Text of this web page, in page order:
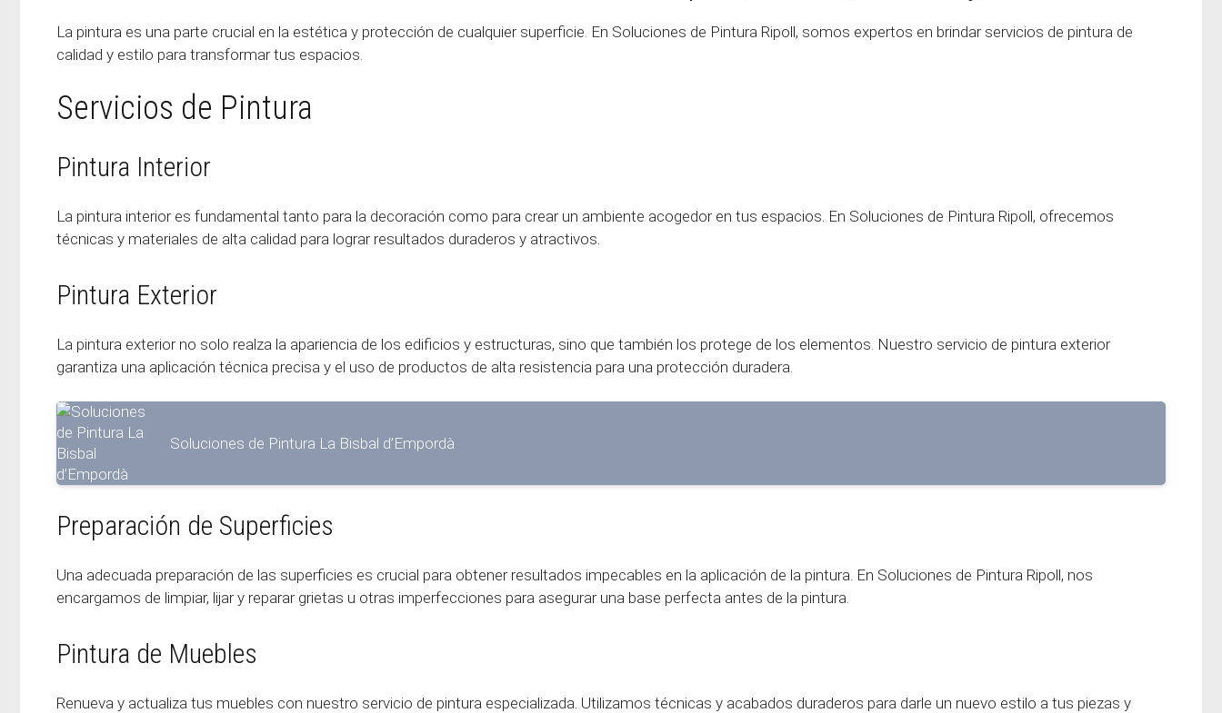
La pintura es una parte crucial en la estética y protección de cualquier superficie. En Soluciones de Pintura Ripoll, somos expertos en brindar servicios de pintura de
calidad y estilo para transformar tus espacios.
Servicios de Pintura
Pintura Interior
La pintura interior es fundamental tanto para la decoración como para crear un ambiente acogedor en tus espacios. En Soluciones de Pintura Ripoll, ofrecemos
técnicas y materiales de alta calidad para lograr resultados duraderos y atractivos.
Pintura Exterior
La pintura exterior no solo realza la apariencia de los edificios y estructuras, sino que también los protege de los elementos. Nuestro servicio de pintura exterior
garantiza una aplicación técnica precisa y el uso de productos de alta resistencia para una protección duradera.
Soluciones de Pintura La Bisbal d’Empordà
Preparación de Superficies
Una adecuada preparación de las superficies es crucial para obtener resultados impecables en la aplicación de la pintura. En Soluciones de Pintura Ripoll, nos
encargamos de limpiar, lijar y reparar grietas u otras imperfecciones para asegurar una base perfecta antes de la pintura.
Pintura de Muebles
Renueva y actualiza tus muebles con nuestro servicio de pintura especializada. Utilizamos técnicas y acabados duraderos para darle un nuevo estilo a tus piezas y